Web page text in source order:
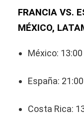
FRANCIA VS.
MÉXICO,
México: 13:00
España: 21:00
Costa Rica: